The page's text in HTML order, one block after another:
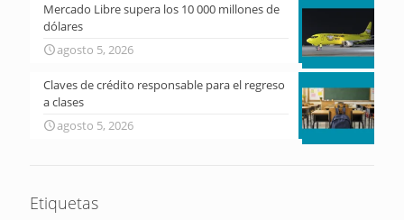
Mercado Libre supera los 10 000 millones de
dólares
agosto 5, 2026
Claves de crédito responsable para el regreso
a clases
agosto 5, 2026
Etiquetas